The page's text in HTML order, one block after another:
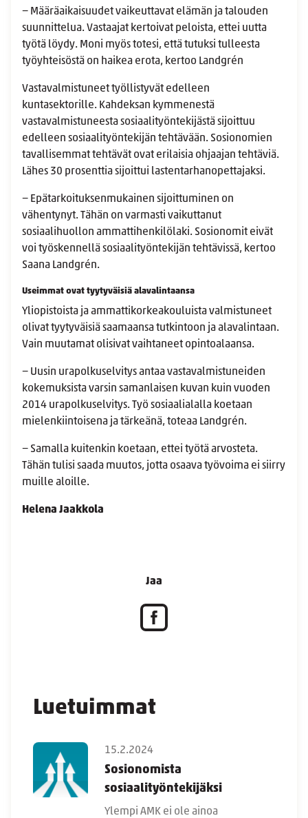
Luetuimmat
15.2.2024
Sosionomista
sosiaalityöntekijäksi
Ylempi AMK ei ole ainoa
− Määräaikaisuudet vaikeuttavat elämän ja talouden
suunnittelua. Vastaajat kertoivat peloista, ettei uutta
työtä löydy. Moni myös totesi, että tutuksi tulleesta
työyhteisöstä on haikea erota, kertoo Landgrén
Vastavalmistuneet työllistyvät edelleen
kuntasektorille. Kahdeksan kymmenestä
vastavalmistuneesta sosiaalityöntekijästä sijoittuu
edelleen sosiaalityöntekijän tehtävään. Sosionomien
tavallisemmat tehtävät ovat erilaisia ohjaajan tehtäviä.
Lähes 30 prosenttia sijoittui lastentarhanopettajaksi.
− Epätarkoituksenmukainen sijoittuminen on
vähentynyt. Tähän on varmasti vaikuttanut
sosiaalihuollon ammattihenkilölaki. Sosionomit eivät
voi työskennellä sosiaalityöntekijän tehtävissä, kertoo
Saana Landgrén.
Useimmat ovat tyytyväisiä alavalintaansa
Yliopistoista ja ammattikorkeakouluista valmistuneet
olivat tyytyväisiä saamaansa tutkintoon ja alavalintaan.
Vain muutamat olisivat vaihtaneet opintoalaansa.
− Uusin urapolkuselvitys antaa vastavalmistuneiden
kokemuksista varsin samanlaisen kuvan kuin vuoden
2014 urapolkuselvitys. Työ sosiaalialalla koetaan
mielenkiintoisena ja tärkeänä, toteaa Landgrén.
− Samalla kuitenkin koetaan, ettei työtä arvosteta.
Tähän tulisi saada muutos, jotta osaava työvoima ei siirry
muille aloille.
Helena Jaakkola
Jaa